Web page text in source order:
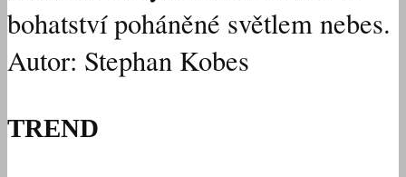
bohatství poháněné světlem nebes.
Autor: Stephan Kobes
TREND